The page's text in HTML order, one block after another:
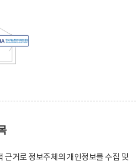
근거로 정보주체의 개인정보를 수집 및